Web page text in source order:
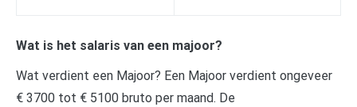
Wat is het salaris van een majoor?
Wat verdient een Majoor? Een Majoor verdient ongeveer
€ 3700 tot € 5100 bruto per maand. De